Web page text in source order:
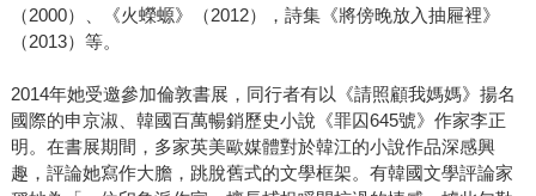
（2000）、《火蠑螈》（2012），詩集《將傍晚放入抽屜裡》
（2013）等。
2014年她受邀參加倫敦書展，同行者有以《請照顧我媽媽》揚名
國際的申京淑、韓國百萬暢銷歷史小說《罪囚645號》作家李正
明。在書展期間，多家英美歐媒體對於韓江的小說作品深感興
趣，評論她寫作大膽，跳脫舊式的文學框架。有韓國文學評論家